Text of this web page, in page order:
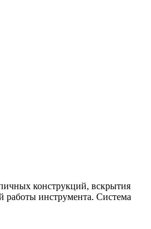
конструкций, вскрытия
работы инструмента. Система